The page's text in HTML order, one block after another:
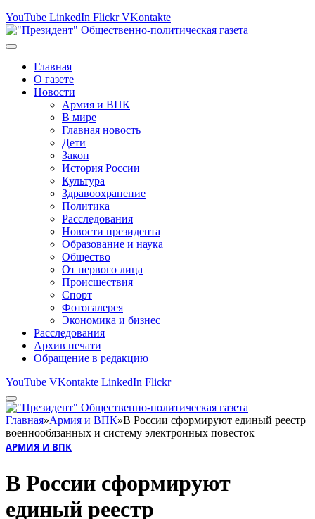
YouTube LinkedIn Flickr VKontakte
Главная
О газете
Новости
Армия и ВПК
В мире
Главная новость
Дети
Закон
История России
Культура
Здравоохранение
Политика
Расследования
Новости президента
Образование и наука
Общество
От первого лица
Происшествия
Спорт
Фотогалерея
Экономика и бизнес
Расследования
Архив печати
Обращение в редакцию
YouTube VKontakte LinkedIn Flickr
Главная»Армия и ВПК»В России сформируют единый реестр
военнообязанных и систему электронных повесток
АРМИЯ И ВПК
В России сформируют
единый реестр